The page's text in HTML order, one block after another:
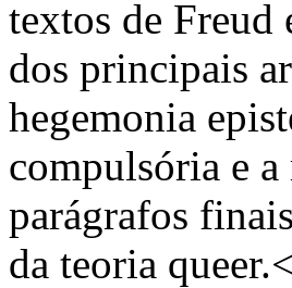
textos de Freud
dos principais
hegemonia
compulsória e
parágrafos
da teoria